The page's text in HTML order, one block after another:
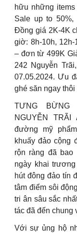
hữu những
Sale up to
Đồng giá 2K-4K
giờ: 8h-10h, 12h-
– đơn từ 499K
242 Nguyễn
07.05.2024. Ưu
ghé săn ngay thôi
TƯNG BỪNG
NGUYỄN
đường mỹ
khuấy đảo cộng
rộn ràng đã bao
ngày khai
hút đông đảo tín
tâm điểm sôi
tri ân sâu sắc
tác đã đến chung
Với sự ủng hộ